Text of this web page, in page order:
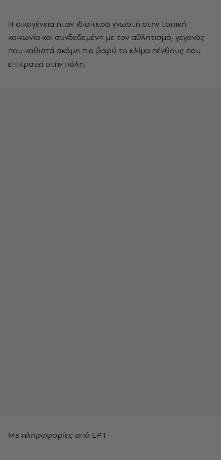
Η οικογένεια ήταν ιδιαίτερα γνωστή στην τοπική
κοινωνία και συνδεδεμένη με τον αθλητισμό, γεγονός
που καθιστά ακόμη πιο βαρύ το κλίμα πένθους που
επικρατεί στην πόλη.
Με πληροφορίες από ΕΡΤ